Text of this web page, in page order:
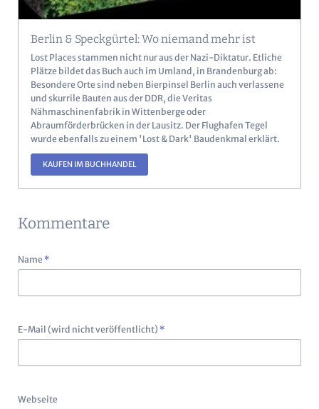
Berlin & Speckgürtel: Wo niemand mehr ist
Lost Places stammen nicht nur aus der Nazi-Diktatur. Etliche
Plätze bildet das Buch auch im Umland, in Brandenburg ab:
Besondere Orte sind neben Bierpinsel Berlin auch verlassene
und skurrile Bauten aus der DDR, die Veritas
Nähmaschinenfabrik in Wittenberge oder
Abraumförderbrücken in der Lausitz. Der Flughafen Tegel
wurde ebenfalls zu einem 'Lost & Dark' Baudenkmal erklärt.
KAUFEN IM BUCHHANDEL
Kommentare
Pflichtfeld
Name *
Pflichtfeld
E-Mail (wird nicht veröffentlicht) *
Webseite